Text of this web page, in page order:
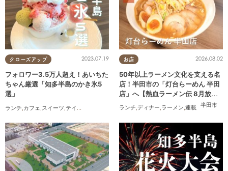
クローズアップ 2023.07.19
フォロワー3.5万人超え！あいちた
ちゃん厳選「知多半島のかき氷5
選」
ランチ,カフェ,スイーツ,テイクアウト
お店
半田市
2026.08.02
50年以上ラーメン文化を支える名
店！半田市の「灯台らーめん 半田
店」へ【熱血ラーメン伝 8月放
ランチ,ディナー,ラーメン,連載